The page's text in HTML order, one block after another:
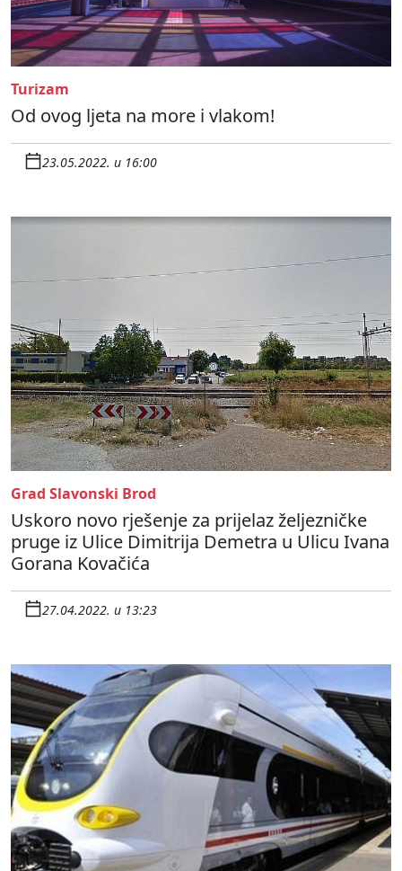
Turizam
Od ovog ljeta na more i vlakom!
23.05.2022. u 16:00
Grad Slavonski Brod
Uskoro novo rješenje za prijelaz željezničke
pruge iz Ulice Dimitrija Demetra u Ulicu Ivana
Gorana Kovačića
27.04.2022. u 13:23